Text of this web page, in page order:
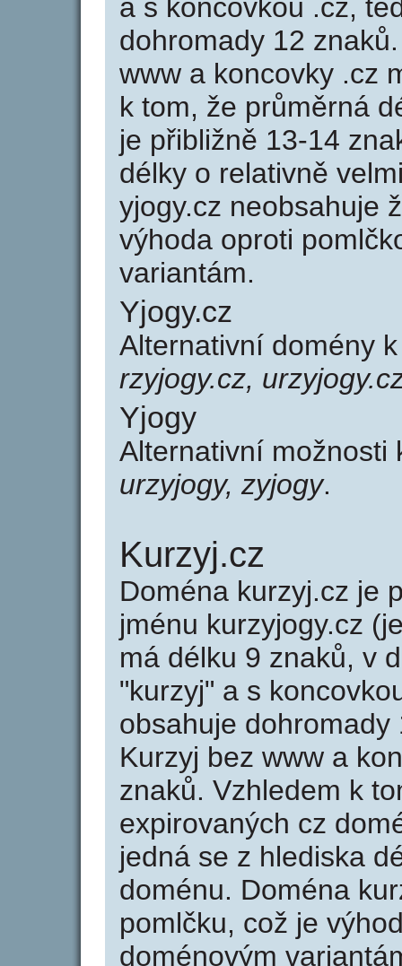
a s koncovkou .cz,
dohromady 12
www a koncovky .cz
k tom, že průměrná
je přibližně 13-14
délky o relativně
yjogy.cz neobsahuje
výhoda oproti
variantám.
Yjogy.cz
Alternativní domény
rzyjogy.cz,
Yjogy
Alternativní
urzyjogy, zyjogy.
Kurzyj.cz
Doména kurzyj.cz je
jménu kurzyjogy.cz
má délku 9 znaků, v
"kurzyj" a s
obsahuje
Kurzyj bez www a
znaků. Vzhledem k
expirovaných cz
jedná se z hlediska
doménu. Doména
pomlčku, což je
doménovým